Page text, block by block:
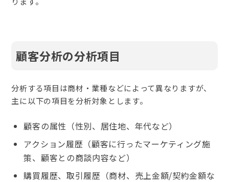
顧客分析の分析項目
分析する項目は商材・業種などによって異なりますが、
主に以下の項目を分析対象とします。
顧客の属性（性別、居住地、年代など）
アクション履歴（顧客に行ったマーケティング施
策、顧客との商談内容など）
購買履歴、取引履歴（商材、売上金額/契約金額な